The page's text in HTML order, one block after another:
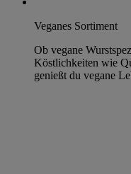
Veganes Sortiment
Ob vegane
Köstlichkeiten wie
genießt du vegane